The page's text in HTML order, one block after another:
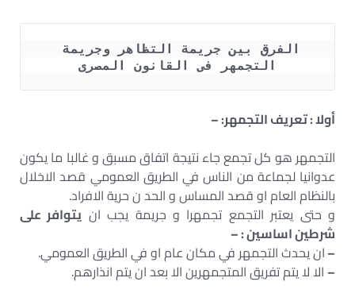
التجمهر فى القانون المصرى
أولا : تعريف التجمهر: –
التجمهر هو كل تجمع جاء نتيجة اتفاق مسبق و غالبا ما يكون
عدوانيا لجماعة من الناس في الطريق العمومي قصد الاخلال
بالنظام العام او قصد المساس و الحد ن حرية الافراد.
و حتى يعتبر التجمع تجمهرا و جريمة يجب ان يتوافر على
شرطين اساسين : –
–ان يحدث التجمهر في مكان عام او في الطريق العمومي.
–الا لا يتم تفريق المتجمهرين الا بعد ان يتم انذارهم.